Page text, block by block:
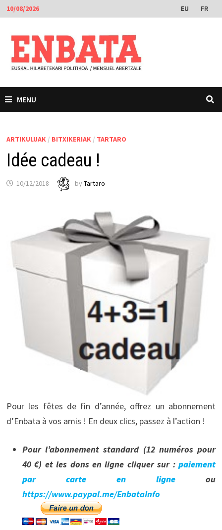
Skip
to
content
10/08/2026 EU FR
MENU
ARTIKULUAK / BITXIKERIAK / TARTARO
Idée cadeau !
10/12/2018 by Tartaro
Pour les fêtes de fin d’année, offrez un abonnement
d’Enbata à vos amis ! En deux clics, passez à l’action !
Pour l’abonnement standard (12 numéros pour
40 €) et les dons en ligne cliquer sur :paiement
par carte en ligne
ou
https://www.paypal.me/EnbataInfo